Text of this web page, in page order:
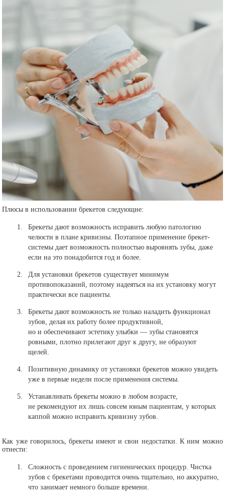
Плюсы в использовании брекетов следующие:
Брекеты дают возможность исправить любую патологию
челюсти в плане кривизны. Поэтапное применение брекет-
системы дает возможность полностью выровнять зубы, даже
если на это понадобится год и более.
Для установки брекетов существует минимум
противопоказаний, поэтому надеяться на их установку могут
практически все пациенты.
Брекеты дают возможность не только наладить функционал
зубов, делая их работу более продуктивной,
но и обеспечивают эстетику улыбки — зубы становятся
ровными, плотно прилегают друг к другу, не образуют
щелей.
Позитивную динамику от установки брекетов можно увидеть
уже в первые недели после применения системы.
Устанавливать брекеты можно в любом возрасте,
не рекомендуют их лишь совсем юным пациентам, у которых
каппой можно исправить кривизну зубов.
Как уже говорилось, брекеты имеют и свои недостатки. К ним можно
отнести:
Сложность с проведением гигиенических процедур. Чистка
зубов с брекетами проводится очень тщательно, но аккуратно,
что занимает немного больше времени.